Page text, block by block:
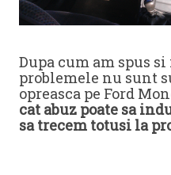
Dupa cum am spus
problemele nu sunt
opreasca pe Ford
cat abuz poate sa
sa trecem totusi la